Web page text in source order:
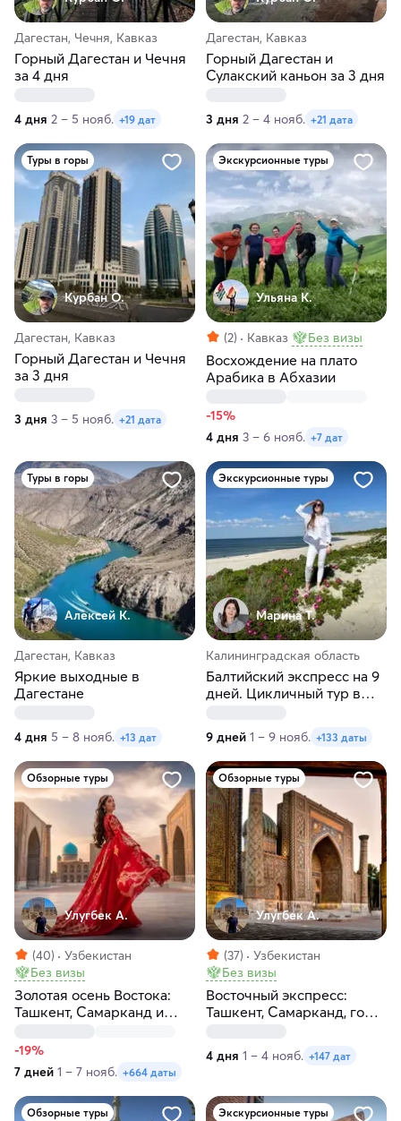
Дагестан, Чечня, Кавказ
Горный Дагестан и Чечня
за 4 дня
4 дня 2 – 5 нояб. +19 дат
Дагестан, Кавказ
Горный Дагестан и
Сулакский каньон за 3 дня
3 дня 2 – 4 нояб. +21 дата
Туры в горы
Курбан О.
Дагестан, Кавказ
Горный Дагестан и Чечня
за 3 дня
3 дня 3 – 5 нояб. +21 дата
Экскурсионные туры
Ульяна К.
(2) Кавказ Без визы
Восхождение на плато
Арабика в Абхазии
-15%
4 дня 3 – 6 нояб. +7 дат
Туры в горы
Алексей К.
Дагестан, Кавказ
Яркие выходные в
Дагестане
4 дня 5 – 8 нояб. +13 дат
Экскурсионные туры
Марина Т.
Калининградская область
Балтийский экспресс на 9
дней. Цикличный тур в
9 дней 1 – 9 нояб. +133 даты
Обзорные туры
Улугбек А.
(40)
Узбекистан
Без визы
Золотая осень Востока:
Ташкент, Самарканд и
-19%
7 дней 1 – 7 нояб. +664 даты
Обзорные туры
Улугбек А.
(37)
Узбекистан
Без визы
Восточный экспресс:
Ташкент, Самарканд, горы,
4 дня 1 – 4 нояб. +147 дат
Обзорные туры Экскурсионные туры